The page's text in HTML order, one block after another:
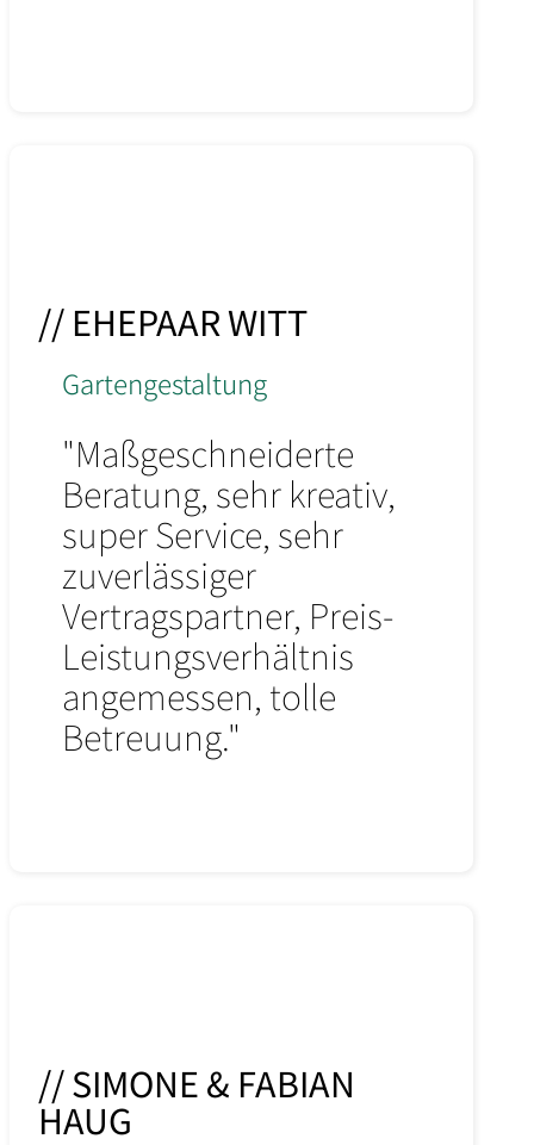
// EHEPAAR WITT
Gartengestaltung
"Maßgeschneiderte
Beratung, sehr kreativ,
super Service, sehr
zuverlässiger
Vertragspartner, Preis-
Leistungsverhältnis
angemessen, tolle
Betreuung."
// SIMONE & FABIAN
HAUG